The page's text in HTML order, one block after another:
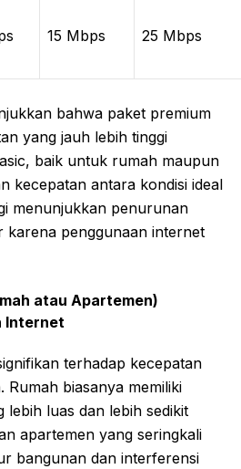
15 Mbps 25 Mbps
bahwa paket premium
yang jauh lebih tinggi
baik untuk rumah maupun
kecepatan antara kondisi ideal
menunjukkan penurunan
karena penggunaan internet
atau Apartemen)
Internet
terhadap kecepatan
Rumah biasanya memiliki
lebih luas dan lebih sedikit
apartemen yang seringkali
bangunan dan interferensi